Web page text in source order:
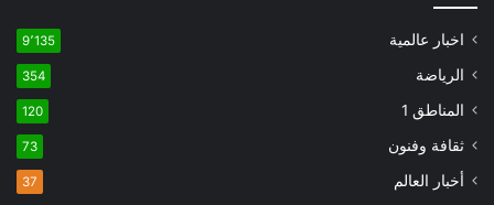
اخبار عالمية 9٬135
الرياضة 354
المناطق 1 120
ثقافة وفنون 73
أخبار العالم 37